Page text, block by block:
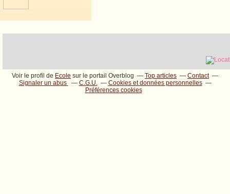
Voir le profil de Ecole sur le portail Overblog Top articles
Contact
Signaler un abus
C.G.U.
Cookies et données personnelles
Préférences cookies